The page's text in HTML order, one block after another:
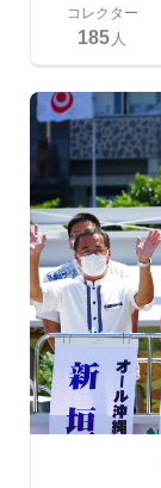
コレクター
185人